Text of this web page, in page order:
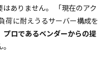
ありません。 「現在のアク
荷に耐えうるサーバー構成を
プロであるベンダーからの提